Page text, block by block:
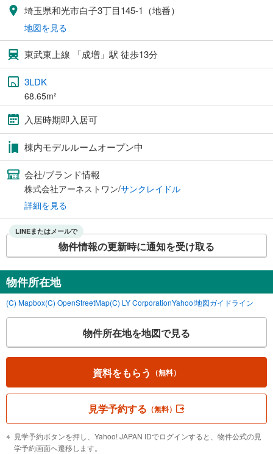
埼玉県和光市白子3丁目145-1（地番）
地図を見る
東武東上線 「成増」駅 徒歩13分
3LDK
68.65m²
入居時期即入居可
棟内モデルルームオープン中
会社/ブランド情報
株式会社アーネストワン/サンクレイドル
詳細を見る
LINEまたはメールで
物件情報の更新時に通知を受け取る
物件所在地
(C) Mapbox(C) OpenStreetMap(C) LY CorporationYahoo!地図ガイドライン
物件所在地を地図で見る
資料をもらう （無料）
見学予約する （無料）
見学予約ボタンを押し、Yahoo! JAPAN IDでログインすると、物件公式の見
学予約画面へ遷移します。